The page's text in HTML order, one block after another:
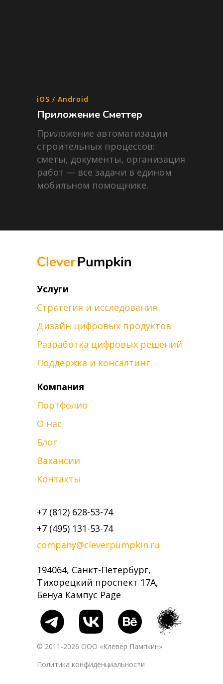
iOS / Android
Приложение Сметтер
Приложение автоматизации
строительных процессов:
сметы, документы, организация
работ — все задачи в едином
мобильном помощнике.
company@cleverpumpkin.ru
194064, Санкт-Петербург,
Тихорецкий проспект 17А,
Бенуа Кампус Page
© 2011-2026 ООО «Клевер Пампкин»
Услуги
Дизайн цифровых продуктов
Стратегия и исследования
Политика конфиденциальности
Поддержка и консалтинг
Разработка цифровых решений
Компания
Портфолио
О нас
Блог
Вакансии
Контакты
+7 (812) 628-53-74
+7 (495) 131-53-74